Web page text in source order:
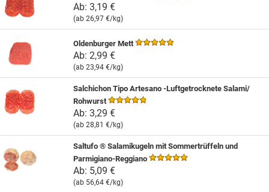
Ab: 3,19 €
(ab 26,97 €/kg)
Oldenburger Mett
Ab: 2,99 €
(ab 23,94 €/kg)
Salchichon Tipo Artesano -Luftgetrocknete Salami/
Rohwurst
Ab: 3,29 €
(ab 28,81 €/kg)
Saltufo ® Salamikugeln mit Sommertrüffeln und
Parmigiano-Reggiano
Ab: 5,09 €
(ab 56,64 €/kg)